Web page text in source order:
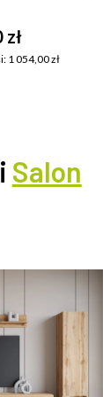
zł
1 054,00 zł
Salon